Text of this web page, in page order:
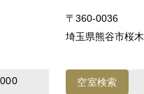
〒360-0036
埼玉県熊谷市桜
空室検索